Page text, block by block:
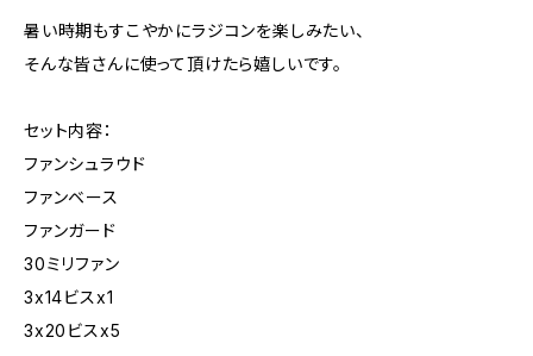
暑い時期もすこやかにラジコンを楽しみたい、
そんな皆さんに使って頂けたら嬉しいです。
セット内容：
ファンシュラウド
ファンベース
ファンガード
30ミリファン
3x14ビスx1
3x20ビスx5